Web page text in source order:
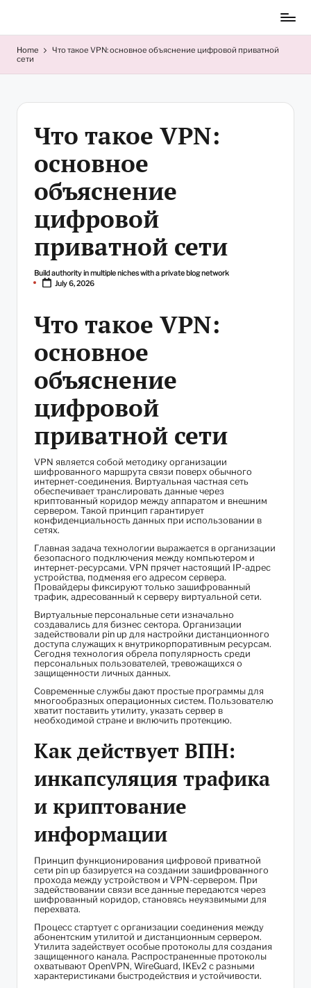
to
content
Home
Что такое VPN: основное объяснение цифровой приватной
сети
Что такое VPN:
основное
объяснение
цифровой
приватной сети
Posted
by
Build authority in multiple niches with a private blog network
July 6, 2026
Что такое VPN:
основное
объяснение
цифровой
приватной сети
VPN является собой методику организации
шифрованного маршрута связи поверх обычного
интернет-соединения. Виртуальная частная сеть
обеспечивает транслировать данные через
криптованный коридор между аппаратом и внешним
сервером. Такой принцип гарантирует
конфиденциальность данных при использовании в
сетях.
Главная задача технологии выражается в организации
безопасного подключения между компьютером и
интернет-ресурсами. VPN прячет настоящий IP-адрес
устройства, подменяя его адресом сервера.
Провайдеры фиксируют только зашифрованный
трафик, адресованный к серверу виртуальной сети.
Виртуальные персональные сети изначально
создавались для бизнес сектора. Организации
задействовали pin up для настройки дистанционного
доступа служащих к внутрикорпоративным ресурсам.
Сегодня технология обрела популярность среди
персональных пользователей, тревожащихся о
защищенности личных данных.
Современные службы дают простые программы для
многообразных операционных систем. Пользователю
хватит поставить утилиту, указать сервер в
необходимой стране и включить протекцию.
Как действует ВПН:
инкапсуляция трафика
и криптование
информации
Принцип функционирования цифровой приватной
сети pin up базируется на создании зашифрованного
прохода между устройством и VPN-сервером. При
задействовании связи все данные передаются через
шифрованный коридор, становясь неуязвимыми для
перехвата.
Процесс стартует с организации соединения между
абонентским утилитой и дистанционным сервером.
Утилита задействует особые протоколы для создания
защищенного канала. Распространенные протоколы
охватывают OpenVPN, WireGuard, IKEv2 с разными
характеристиками быстродействия и устойчивости.